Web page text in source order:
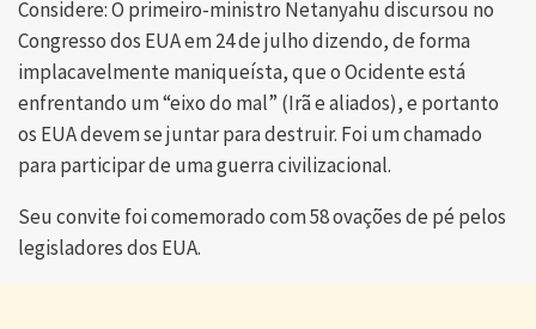
Considere: O primeiro-ministro Netanyahu discursou no
Congresso dos EUA em 24 de julho dizendo, de forma
implacavelmente maniqueísta, que o Ocidente está
enfrentando um “eixo do mal” (Irã e aliados), e portanto
os EUA devem se juntar para destruir. Foi um chamado
para participar de uma guerra civilizacional.
Seu convite foi comemorado com 58 ovações de pé pelos
legisladores dos EUA.